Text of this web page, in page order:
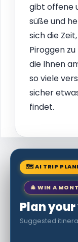
gibt offene
süße und
sich die
Piroggen
die Ihnen
so viele
sicher
findet.
🗺 AI TRIP
🎄 WIN A
Plan
Suggested